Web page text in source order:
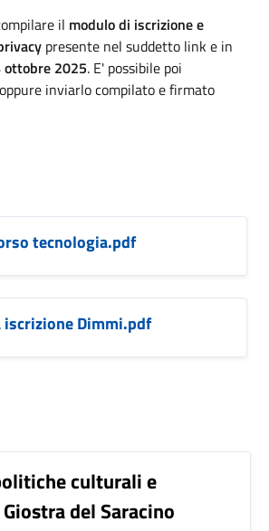
il modulo di iscrizione e
presente nel suddetto link e in
2025. E' possibile poi
inviarlo compilato e firmato
tecnologia.pdf
iscrizione Dimmi.pdf
culturali e
del Saracino